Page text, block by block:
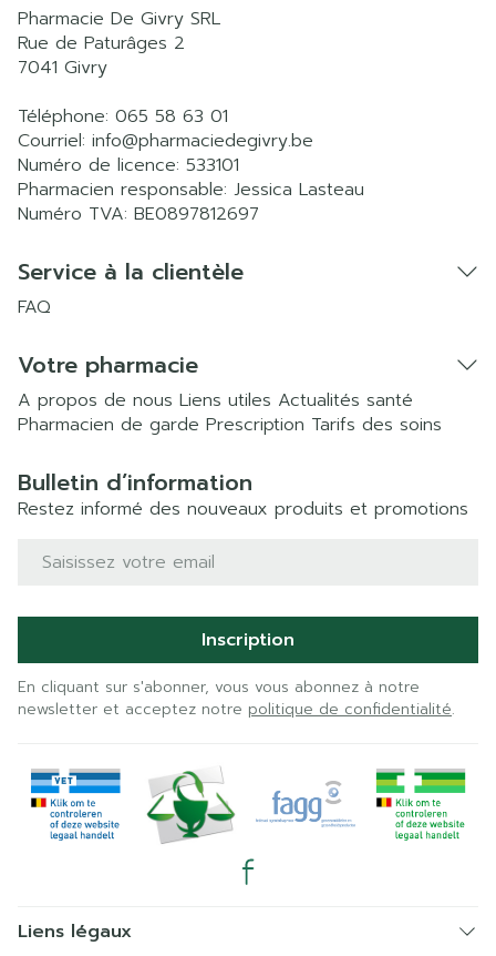
Pharmacie De Givry SRL
Rue de Paturâges 2
7041 Givry
Téléphone: 065 58 63 01
Courriel: info@pharmaciedegivry.be
Numéro de licence: 533101
Pharmacien responsable: Jessica Lasteau
Numéro TVA: BE0897812697
Service à la clientèle
FAQ
Votre pharmacie
A propos de nous Liens utiles Actualités santé
Pharmacien de garde Prescription Tarifs des soins
Bulletin d’information
Restez informé des nouveaux produits et promotions
Adresse mail
Inscription
En cliquant sur s'abonner, vous vous abonnez à notre
newsletter et acceptez notre politique de confidentialité.
Liens légaux